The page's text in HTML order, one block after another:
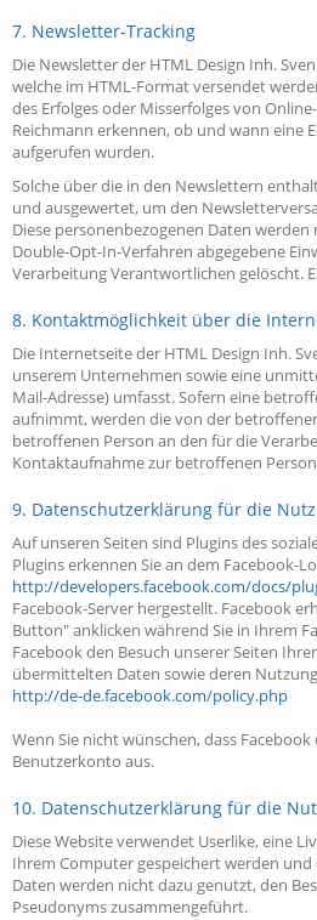
7. Newsletter-Tracking
Die Newsletter der HTML Design Inh.
welche im HTML-Format versendet
des Erfolges oder Misserfolges von
Reichmann erkennen, ob und wann eine
aufgerufen wurden.
Solche über die in den Newslettern
und ausgewertet, um den
Diese personenbezogenen Daten
Double-Opt-In-Verfahren abgegebene
Verarbeitung Verantwortlichen gelöscht.
8. Kontaktmöglichkeit über die
Die Internetseite der HTML Design Inh.
unserem Unternehmen sowie eine
Mail-Adresse) umfasst. Sofern eine
aufnimmt, werden die von der
betroffenen Person an den für die
Kontaktaufnahme zur betroffenen
9. Datenschutzerklärung für die
Auf unseren Seiten sind Plugins des
Plugins erkennen Sie an dem Facebook-
http://developers.facebook.com/docs/
Facebook-Server hergestellt. Facebook
Button" anklicken während Sie in Ihrem
Facebook den Besuch unserer Seiten
übermittelten Daten sowie deren
http://de-de.facebook.com/policy.php
Wenn Sie nicht wünschen, dass
Benutzerkonto aus.
10. Datenschutzerklärung für die
Diese Website verwendet Userlike, eine
Ihrem Computer gespeichert werden
Daten werden nicht dazu genutzt, den
Pseudonyms zusammengeführt.